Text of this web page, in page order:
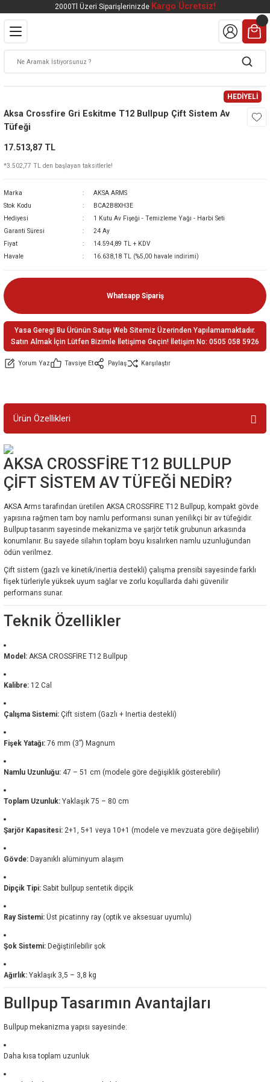
2000Tl Üzeri Siparişlerinizde Kargo Ücretsiz!
Geri Dön
Tüfekleri
Ürünleri
Geri Dön
Tüfekler
Geri Dön
Geri Dön
Geri Dön
HEDİYELİ
Aksa Crossfire Gri Eskitme T12 Bullpup Çift Sistem Av
Tüfeği
17.513,87 TL
*3.502,77 TL den başlayan taksitlerle!
Marka
AKSA ARMS
Stok Kodu
BCA2B8XH3E
Hediyesi
1 Kutu Av Fişeği - Temizleme Yağı - Harbi Seti
Garanti Süresi
24 Ay
Fiyat
14.594,89 TL + KDV
Havale
16.638,18 TL (%5,00 havale indirimi)
Whatsapp Sipariş
Yasa Geregi Bu Ürünün Satışı Web Sitemiz Üzerinden Yapılamamaktadır.
Satın Almak İçin Lütfen Bizimle İletişime Geçin! İletişim No: 0505 058 5926
Yorum Yaz Tavsiye Et Paylaş Karşılaştır
Ürün Özellikleri
AKSA CROSSFİRE T12 BULLPUP
ÇİFT SİSTEM AV TÜFEĞİ NEDİR?
AKSA Armstarafından üretilen AKSA CROSSFİRE T12 Bullpup, kompakt gövde
yapısına rağmen tam boy namlu performansı sunan yenilikçi bir av tüfeğidir.
Bullpup tasarım sayesinde mekanizma ve şarjör tetik grubunun arkasında
konumlanır. Bu sayede silahın toplam boyu kısalırken namlu uzunluğundan
ödün verilmez.
Çift sistem (gazlı ve kinetik/inertia destekli) çalışma prensibi sayesinde farklı
fişek türleriyle yüksek uyum sağlar ve zorlu koşullarda dahi güvenilir
performans sunar.
Teknik Özellikler
Model: AKSA CROSSFİRE T12 Bullpup
Kalibre: 12 Cal
Çalışma Sistemi: Çift sistem (Gazlı + Inertia destekli)
Fişek Yatağı: 76 mm (3”) Magnum
Namlu Uzunluğu: 47 – 51 cm (modele göre değişiklik gösterebilir)
Toplam Uzunluk: Yaklaşık 75 – 80 cm
Şarjör Kapasitesi: 2+1, 5+1 veya 10+1 (modele ve mevzuata göre değişebilir)
Gövde: Dayanıklı alüminyum alaşım
Dipçik Tipi: Sabit bullpup sentetik dipçik
Ray Sistemi: Üst picatinny ray (optik ve aksesuar uyumlu)
Şok Sistemi: Değiştirilebilir şok
Ağırlık: Yaklaşık 3,5 – 3,8 kg
Bullpup Tasarımın Avantajları
Bullpup mekanizma yapısı sayesinde:
Daha kısa toplam uzunluk